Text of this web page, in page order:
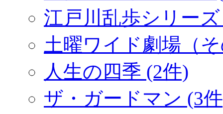
江戸川乱歩シリー
土曜ワイド劇場（
人生の四季 (2件)
ザ・ガードマン (3